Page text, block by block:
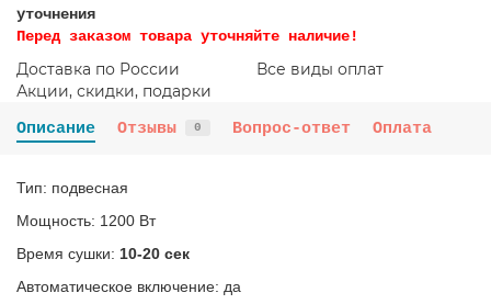
уточнения
Перед заказом товара уточняйте наличие!
Доставка по России
Все виды оплат
Акции, скидки, подарки
Описание
Отзывы 0 Вопрос-ответ Оплата
Тип: подвесная
Мощность: 1200 Вт
Время сушки: 10-20 сек
Автоматическое включение: да